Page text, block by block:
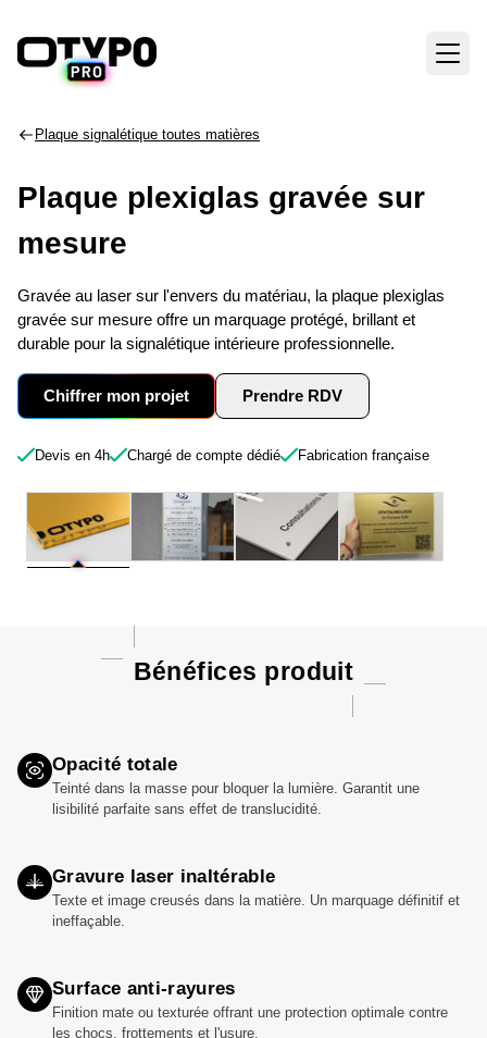
Plaque signalétique toutes matières
Plaque plexiglas gravée sur
mesure
Gravée au laser sur l'envers du matériau, la plaque plexiglas
gravée sur mesure offre un marquage protégé, brillant et
durable pour la signalétique intérieure professionnelle.
Chiffrer mon projet Prendre RDV
Devis en 4h Chargé de compte dédié Fabrication française
Bénéfices produit
Opacité totale
Teinté dans la masse pour bloquer la lumière. Garantit une
lisibilité parfaite sans effet de translucidité.
Gravure laser inaltérable
Texte et image creusés dans la matière. Un marquage définitif et
ineffaçable.
Surface anti-rayures
Finition mate ou texturée offrant une protection optimale contre
les chocs, frottements et l'usure.